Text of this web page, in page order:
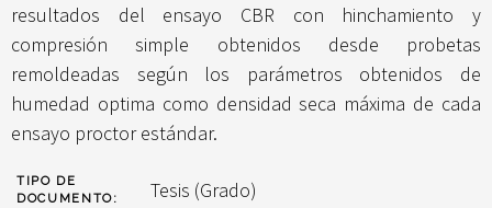
resultados del ensayo CBR con hinchamiento y
compresión simple obtenidos desde probetas
remoldeadas según los parámetros obtenidos de
humedad optima como densidad seca máxima de cada
ensayo proctor estándar.
TIPO DE
DOCUMENTO:
Tesis (Grado)